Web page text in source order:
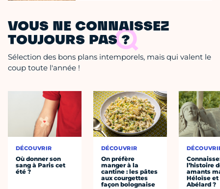
VOUS NE CONNAISSEZ
TOUJOURS PAS ?
Sélection des bons plans intemporels, mais qui valent le
coup toute l'année !
DÉCOUVRIR
Où donner son
sang à Paris cet
été ?
DÉCOUVRIR
On préfère
manger à la
cantine : les pâtes
aux courgettes
façon bolognaise
l’histoire
amants
Héloïse et
Abélard ?